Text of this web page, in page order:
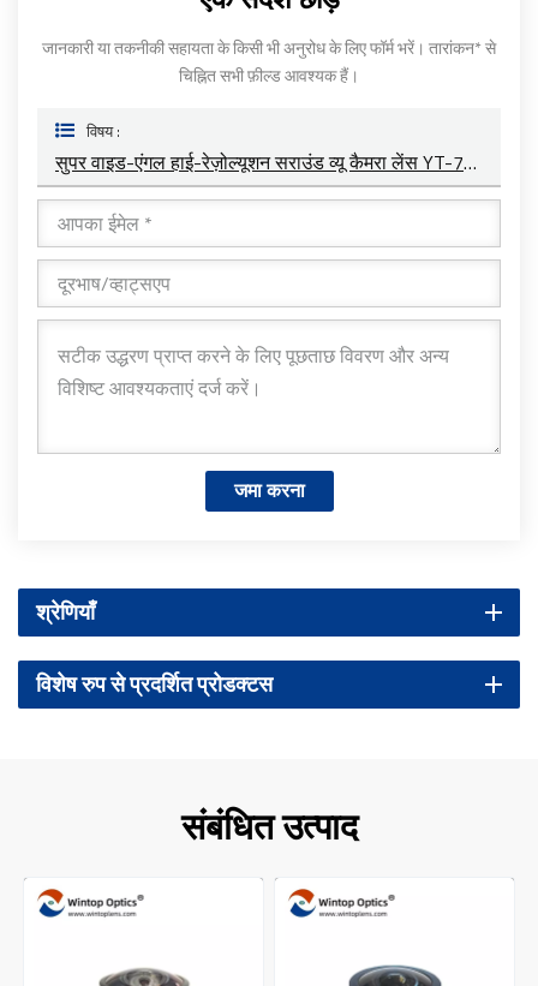
जानकारी या तकनीकी सहायता के किसी भी अनुरोध के लिए फॉर्म भरें। तारांकन* से
चिह्नित सभी फ़ील्ड आवश्यक हैं।
विषय :
सुपर वाइड-एंगल हाई-रेज़ोल्यूशन सराउंड व्यू कैमरा लेंस YT-7059P-F8-L
जमा करना
श्रेणियाँ
विशेष रुप से प्रदर्शित प्रोडक्टस
संबंधित उत्पाद